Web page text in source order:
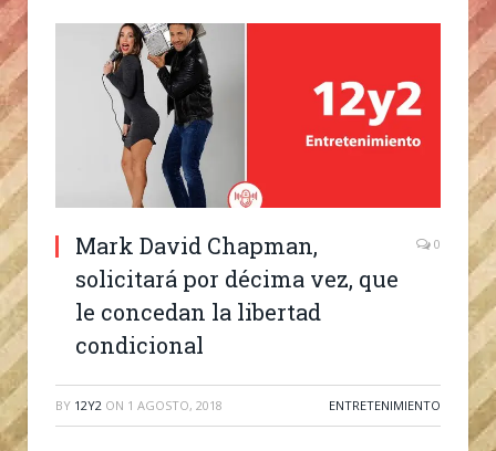
Mark David Chapman,
solicitará por décima vez, que
le concedan la libertad
condicional
0
BY 12Y2 ON 1 AGOSTO, 2018 ENTRETENIMIENTO